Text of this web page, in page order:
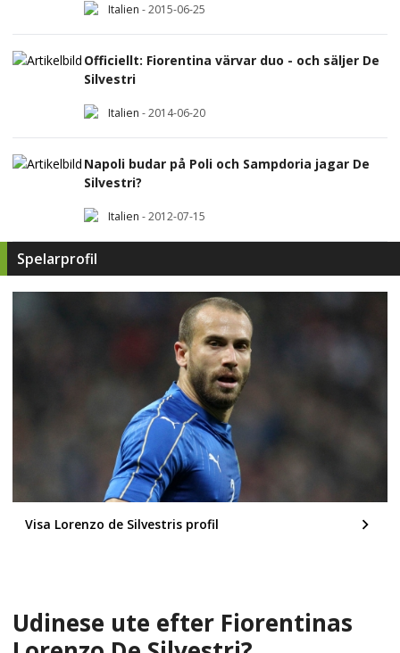
Italien -2015-06-25
Officiellt: Fiorentina värvar duo - och säljer De
Silvestri
Italien -2014-06-20
Napoli budar på Poli och Sampdoria jagar De
Silvestri?
Italien -2012-07-15
Spelarprofil
Visa Lorenzo de Silvestris profil
Udinese ute efter Fiorentinas